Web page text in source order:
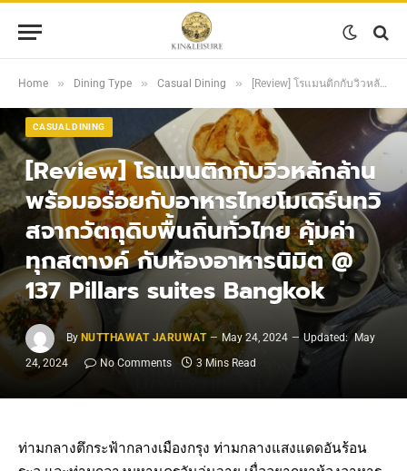
Home » Dining Type » Casual Dining » [Review] โรแมนติกกับวิวหลักล้าน พร้อมอร่อยกับอาหารไทยโมเดิร์นทวิสจากวัตถุดิบพื้นถิ่นทั่วไทย คุ้มค่าทุกสตางค์ กับห้องอาหารนิมิต @ 137 Pillars suites Bangkok
CASUAL DINING
[Review] โรแมนติกกับวิวหลักล้าน
พร้อมอร่อยกับอาหารไทยโมเดิร์นทวิ
สจากวัตถุดิบพื้นถิ่นทั่วไทย คุ้มค่า
ทุกสตางค์ กับห้องอาหารนิมิต @
137 Pillars suites Bangkok
By NUTTHAWAT JARUWAT May 24, 2024 Updated: May
24, 2024
No Comments 3 Mins Read
ท่ามกลางตึกระฟ้ากลางเมืองกรุง ท่ามกลางแสงแดดอันร้อน